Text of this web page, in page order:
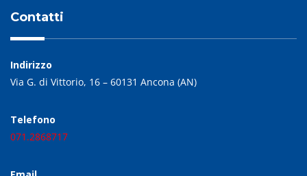
Contatti
Indirizzo
Via G. di Vittorio, 16 – 60131 Ancona (AN)
Telefono
071.2868717